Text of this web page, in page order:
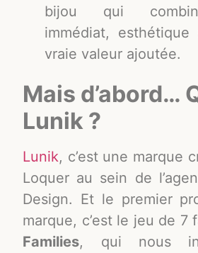
bijou qui
immédiat,
vraie valeur ajoutée.
Mais d’abord…
Lunik ?
Lunik, c’est une marque
Loquer au sein de
Design. Et le premier
marque, c’est le jeu de 7
Families, qui nous